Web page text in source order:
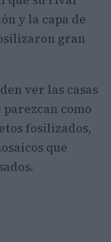
y la capa de
gran
ver las casas
como
fosilizados,
que